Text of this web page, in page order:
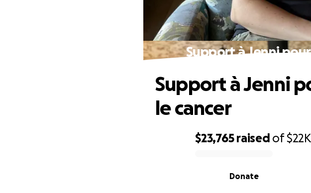
Support à Jenni
$23,765 raised of$22K
Donate
Support à Jenni
le cancer